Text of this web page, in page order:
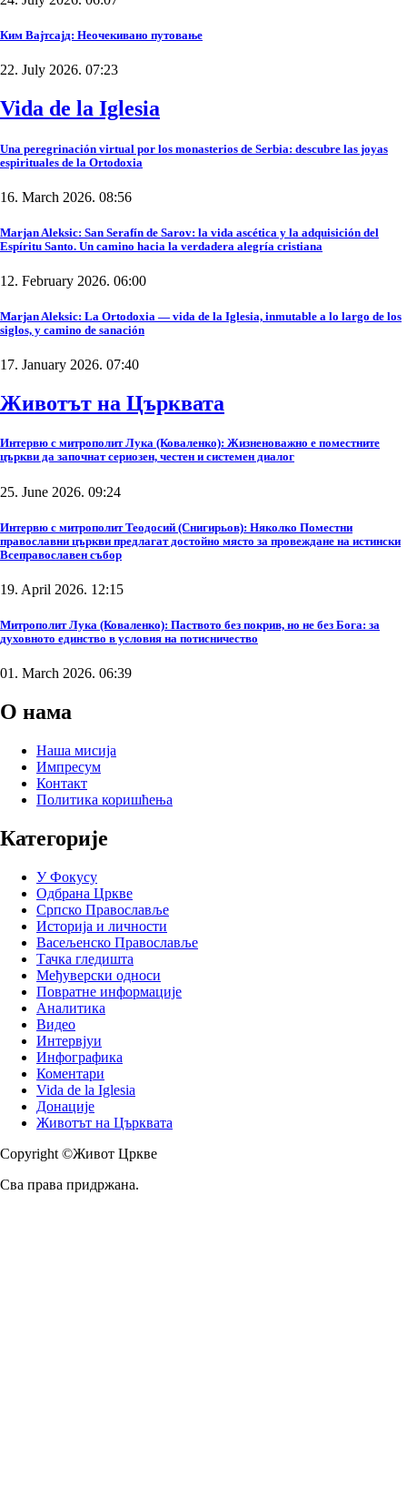
Ким Вајтсајд: Неочекивано путовање
22. July 2026. 07:23
Vida de la Iglesia
Una peregrinación virtual por los monasterios de Serbia: descubre las joyas
espirituales de la Ortodoxia
16. March 2026. 08:56
Marjan Aleksic: San Serafín de Sarov: la vida ascética y la adquisición del
Espíritu Santo. Un camino hacia la verdadera alegría cristiana
12. February 2026. 06:00
Marjan Aleksic: La Ortodoxia — vida de la Iglesia, inmutable a lo largo de los
siglos, y camino de sanación
17. January 2026. 07:40
Животът на Църквата
Интервю с митрополит Лука (Коваленко): Жизненоважно е поместните
църкви да започнат сериозен, честен и системен диалог
25. June 2026. 09:24
Интервю с митрополит Теодосий (Снигирьов): Няколко Поместни
православни църкви предлагат достойно място за провеждане на истински
Всеправославен събор
19. April 2026. 12:15
Митрополит Лука (Коваленко): Паството без покрив, но не без Бога: за
духовното единство в условия на потисничество
01. March 2026. 06:39
О нама
Наша мисија
Импресум
Контакт
Политика коришћења
Категорије
У Фокусу
Одбрана Цркве
Српско Православље
Историја и личности
Васељенско Православље
Тачка гледишта
Међуверски односи
Повратне информације
Аналитика
Видео
Интервјуи
Инфографика
Коментари
Vida de la Iglesia
Донације
Животът на Църквата
Copyright ©Живот Цркве
Сва права придржана.